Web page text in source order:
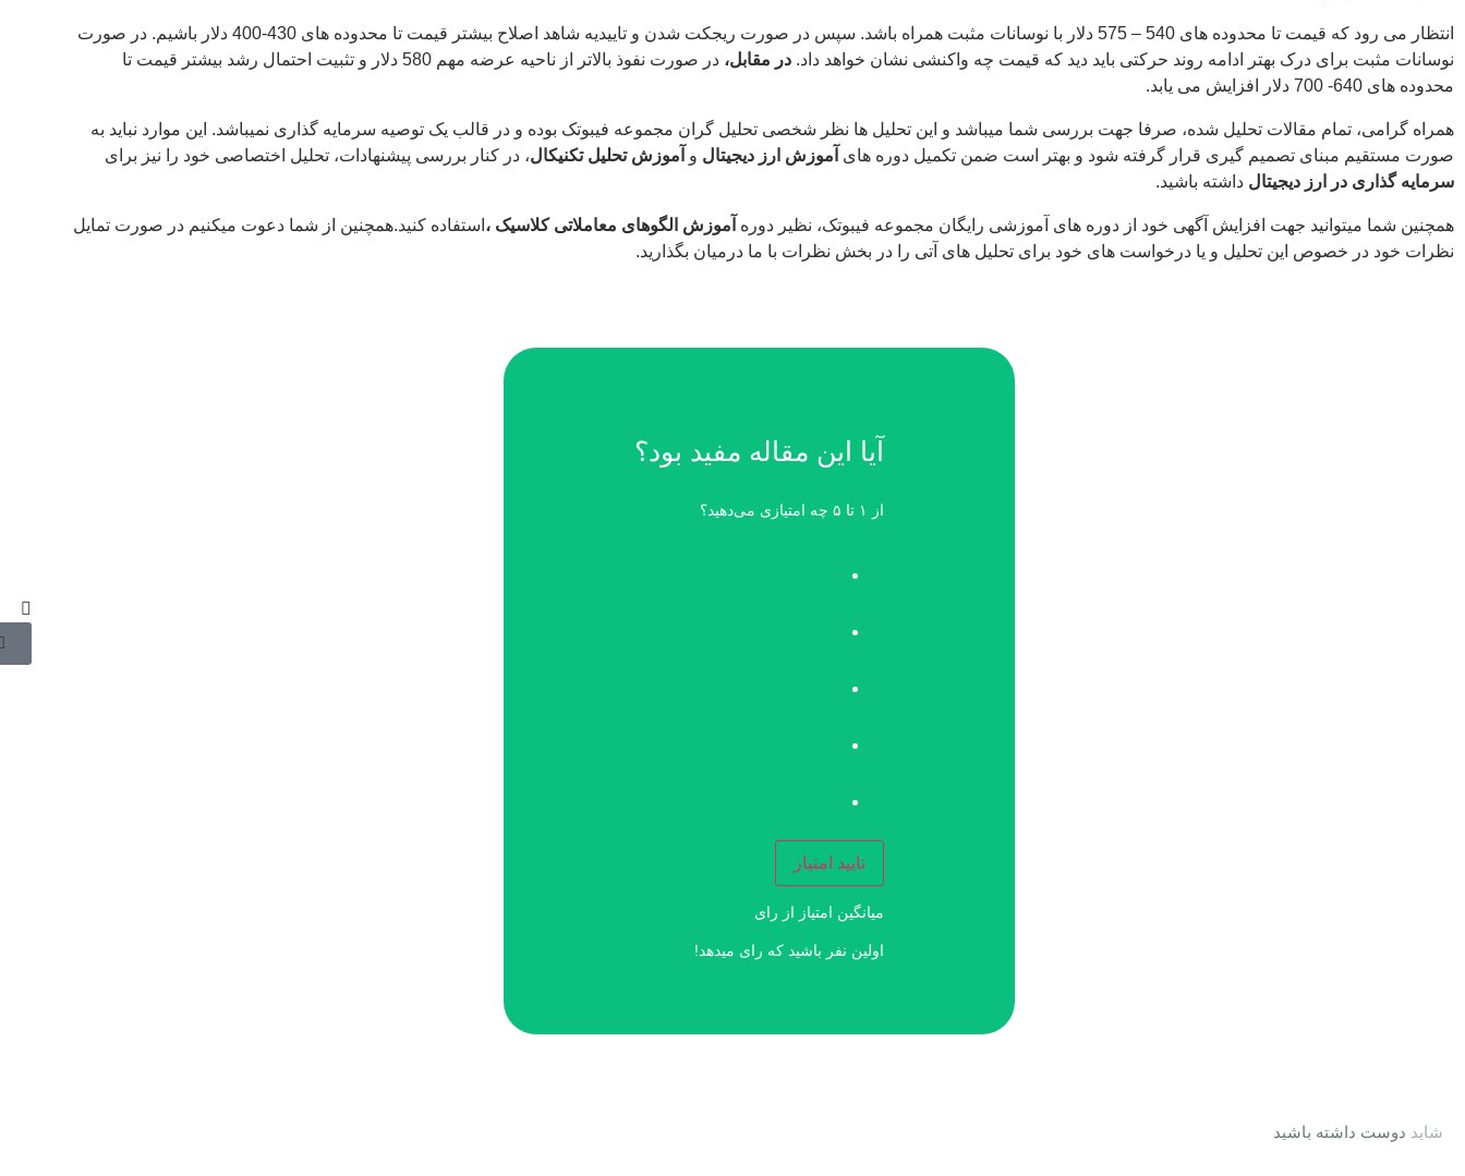
انتظار می رود که قیمت تا محدوده های 540 – 575 دلار با نوسانات مثبت همراه باشد. سپس در صورت ریجکت شدن و تاییدیه شاهد اصلاح بیشتر قیمت تا محدوده های 430-400 دلار باشیم. در صورت
نوسانات مثبت برای درک بهتر ادامه روند حرکتی باید دید که قیمت چه واکنشی نشان خواهد داد. در مقابل،
در صورت نفوذ بالاتر از ناحیه عرضه مهم 580 دلار و تثبیت احتمال رشد بیشتر قیمت تا
محدوده های 640- 700 دلار افزایش می یابد.
همراه گرامی، تمام مقالات تحلیل شده، صرفا جهت بررسی شما میباشد و این تحلیل ها نظر شخصی تحلیل گران مجموعه فیبوتک بوده و در قالب یک توصیه سرمایه گذاری نمیباشد. این موارد نباید به
صورت مستقیم مبنای تصمیم گیری قرار گرفته شود و بهتر است ضمن تکمیل دوره های آموزش ارز دیجیتال و آموزش تحلیل تکنیکال، در کنار بررسی پیشنهادات، تحلیل اختصاصی خود را نیز برای
سرمایه گذاری در ارز دیجیتال داشته باشید.
همچنین شما میتوانید جهت افزایش آگهی خود از دوره های آموزشی رایگان مجموعه فیبوتک، نظیر دوره آموزش الگوهای معاملاتی کلاسیک ، استفاده کنید.همچنین از شما دعوت میکنیم در صورت تمایل
نظرات خود در خصوص این تحلیل و یا درخواست های خود برای تحلیل های آتی را در بخش نظرات با ما درمیان بگذارید.
آیا این مقاله مفید بود؟
از ۱ تا ۵ چه امتیازی می‌دهید؟
تایید امتیاز
میانگین امتیاز از رای
اولین نفر باشید که رای میدهد!
شاید دوست داشته باشید